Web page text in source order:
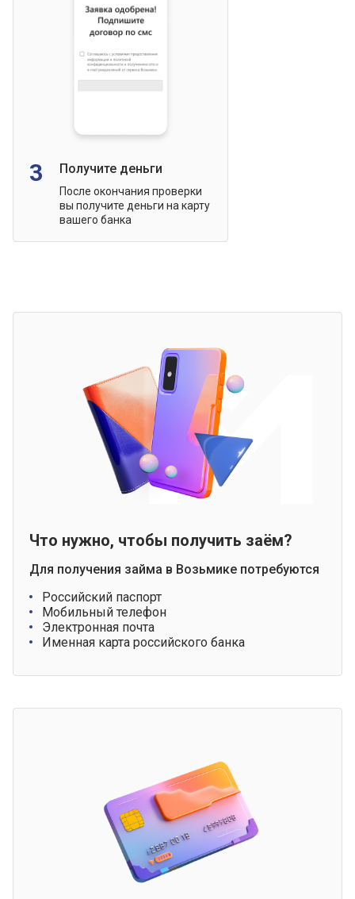
3 Получите деньги
После окончания проверки
вы получите деньги на карту
вашего банка
Что нужно, чтобы получить заём?
Для получения займа в Возьмике потребуются
Российский паспорт
Мобильный телефон
Электронная почта
Именная карта российского банка